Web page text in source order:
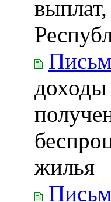
доходы
жилья